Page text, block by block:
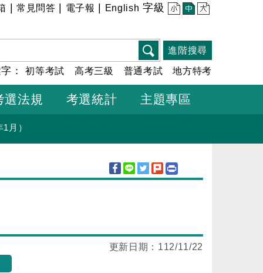
常見問答 電子報 English 字級 小 中 大
進階搜尋
字：初等考試 高考三級 普通考試 地方特考
選法規 考選統計 主題專區
月）
更新日期： 112/11/22